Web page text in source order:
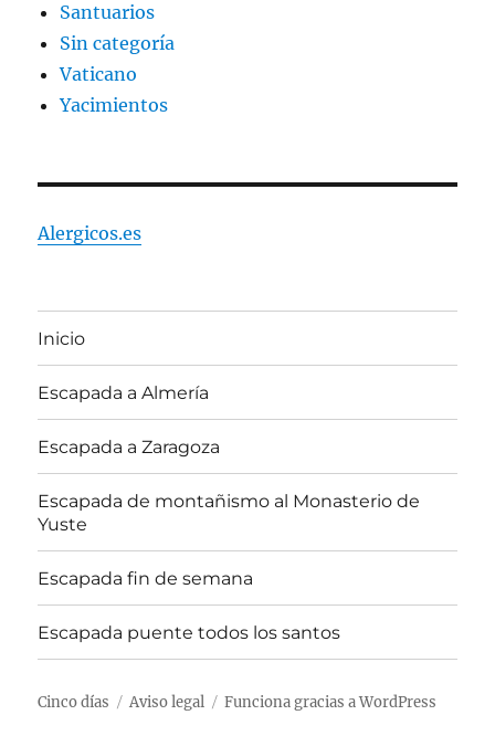
Santuarios
Sin categoría
Vaticano
Yacimientos
Alergicos.es
Inicio
Escapada a Almería
Escapada a Zaragoza
Escapada de montañismo al Monasterio de
Yuste
Escapada fin de semana
Escapada puente todos los santos
Cinco días Aviso legal Funciona gracias a WordPress